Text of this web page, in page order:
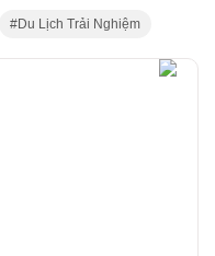
Du Lịch Trải Nghiệm